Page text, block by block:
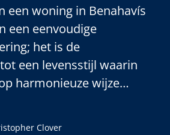
een woning in Benahavís
een eenvoudige
het is de
een levensstijl waarin
harmonieuze wijze
Clover